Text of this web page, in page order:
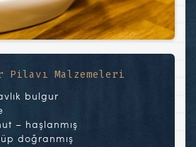
Pilavı Malzemeleri
bulgur
– haşlanmış
doğranmış